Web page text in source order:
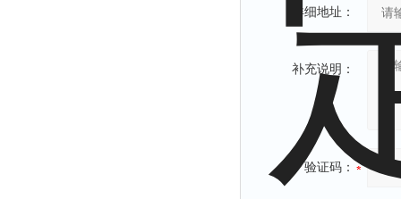
详细地址：
补充说明：
验证码：